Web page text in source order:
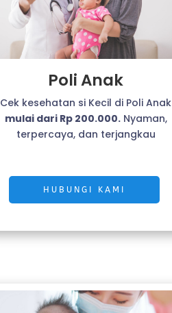
Poli Anak
Cek kesehatan si Kecil di Poli Anak
mulai dari Rp 200.000.Nyaman,
terpercaya, dan terjangkau
HUBUNGI KAMI